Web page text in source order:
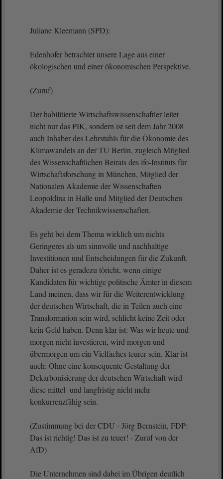
Juliane Kleemann (SPD):
Edenhofer betrachtet unsere Lage aus einer
ökologischen und einer ökonomischen Perspektive.
(Zuruf)
Der habilitierte Wirtschaftswissenschaftler leitet
nicht nur das PIK, sondern ist seit dem Jahr 2008
auch Inhaber des Lehrstuhls für die Ökonomie des
Klimawandels an der TU Berlin, zugleich Mitglied
des Wissenschaftlichen Beirats des ifo-Instituts für
Wirtschaftsforschung in München, Mitglied der
Nationalen Akademie der Wissenschaften
Leopoldina in Halle und Mitglied der Deutschen
Akademie der Technikwissenschaften.
Es geht bei dem Thema wirklich um nichts
Geringeres als um sinnvolle und nachhaltige
Investitionen und Entscheidungen für die Zukunft.
Daher ist es geradezu töricht, wenn einige
Kandidaten für wichtige politische Ämter in diesem
Land meinen, dass wir für die Weiterentwicklung
der deutschen Wirtschaft, die in Teilen auch eine
Transformation sein wird, schlicht keine Zeit oder
kein Geld haben. Denn klar ist: Was wir heute und
morgen nicht investieren, wird morgen und
übermorgen um ein Vielfaches teurer sein. Klar ist
auch: Ohne eine konsequente Gestaltung der
Dekarbonisierung der deutschen Wirtschaft wird
diese mittel- und langfristig nicht mehr
konkurrenzfähig sein.
(Zustimmung bei der CDU - Jörg Bernstein, FDP:
Das ist richtig! Das ist zu teuer! - Zuruf von der
AfD)
Die Unternehmen sind dabei im Übrigen deutlich